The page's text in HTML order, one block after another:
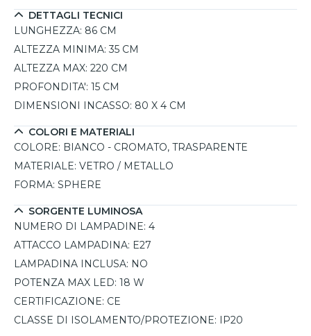
capolavoro di stile, progettate per diffondere una luce
brillante e perfettamente focalizzata verso il basso, senza
rinunciare alla facilità di manutenzione grazie alla loro
apertura inferiore. La struttura elegante e minimalista si
adatta facilmente a spazi moderni e accoglienti,
garantendo al contempo una luce intensa e accogliente.
Perfetto per chi desidera un'illuminazione che diventi
cucina.
DETTAGLI TECNICI
LUNGHEZZA: 86 CM
ALTEZZA MINIMA: 35 CM
ALTEZZA MAX: 220 CM
PROFONDITA': 15 CM
DIMENSIONI INCASSO: 80 X 4 CM
COLORI E MATERIALI
COLORE: BIANCO - CROMATO, TRASPARENTE
MATERIALE: VETRO / METALLO
FORMA: SPHERE
SORGENTE LUMINOSA
NUMERO DI LAMPADINE: 4
ATTACCO LAMPADINA: E27
LAMPADINA INCLUSA: NO
POTENZA MAX LED: 18 W
CERTIFICAZIONE: CE
CLASSE DI ISOLAMENTO/PROTEZIONE:
IP20